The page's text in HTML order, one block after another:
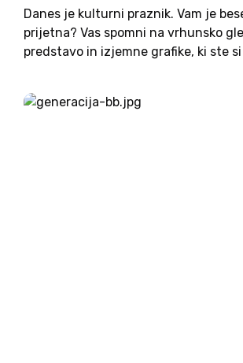
Danes je kulturni praznik. Vam je
prijetna? Vas spomni na vrhunsko
predstavo in izjemne grafike, ki ste
Slovenec) ima pred besedo kultura in
samo...